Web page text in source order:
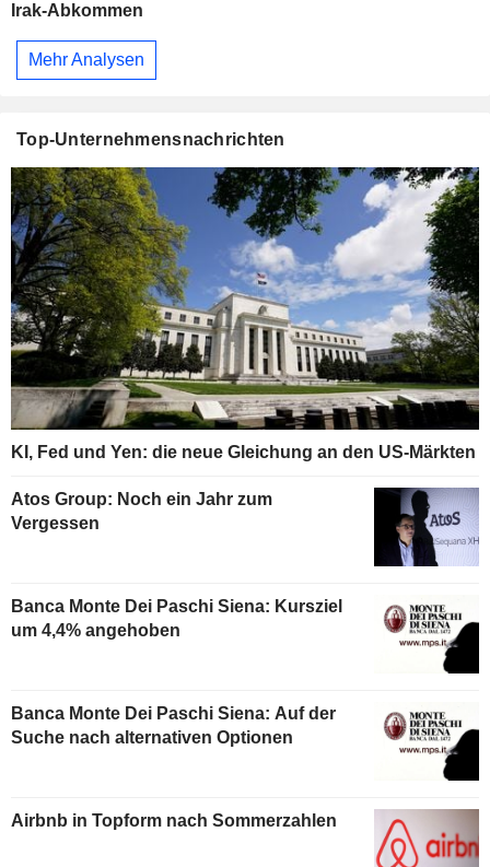
Irak-Abkommen
Mehr Analysen
Top-Unternehmensnachrichten
KI, Fed und Yen: die neue Gleichung an den US-Märkten
Atos Group: Noch ein Jahr zum
Vergessen
Banca Monte Dei Paschi Siena: Kursziel
um 4,4% angehoben
Banca Monte Dei Paschi Siena: Auf der
Suche nach alternativen Optionen
Airbnb in Topform nach Sommerzahlen